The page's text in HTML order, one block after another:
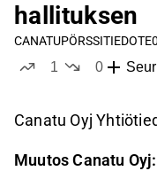
hallituksen
CANATUPÖRSSITIEDOTE
1
0
Canatu Oyj
Muutos Canatu